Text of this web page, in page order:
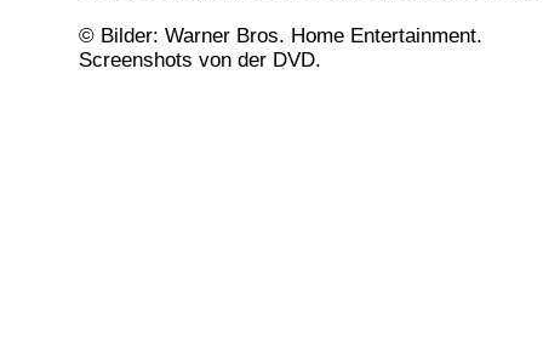
© Bilder: Warner Bros. Home Entertainment.
Screenshots von der DVD.